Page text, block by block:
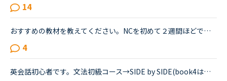
14
おすすめの教材を教えてください。NCを初めて２週間ほどです。先ほど初めてスピーキングテストを受けました。レベルは６でした。以前別のオンライン英会話で半年ほどやっていたのですがそのころの最後の一か月ほ...
4
英会話初心者です。文法初級コース→SIDE by SIDE(book4は難しくて挫折）→文法中級（半分まで）→文法初級コースを終えました。先日レッスン中に何人かの講師から文法はもうやる必要はないから、スピーキングコース...